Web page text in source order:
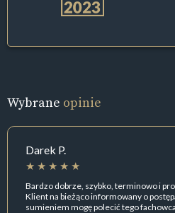
Wybrane opinie
Darek P.
Bardzo dobrze, szybko, terminowo i
Klient na bieżąco informowany o
sumieniem mogę polecić tego fachowca.